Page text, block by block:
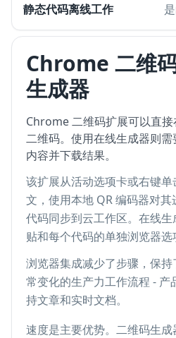
静态代码离线工作
Chrome 二维
生成器
Chrome 二维码扩展可以直
二维码。使用在线生成器则
内容并下载结果。
该扩展从活动选项卡或右键
文，使用本地 QR 编码器对
代码同步到云工作区。在线
贴和每个代码的单独浏览器选
浏览器集成减少了步骤，保
常变化的生产力工作流程 - 产
持文章和实时文档。
速度是主要优势。二维码生